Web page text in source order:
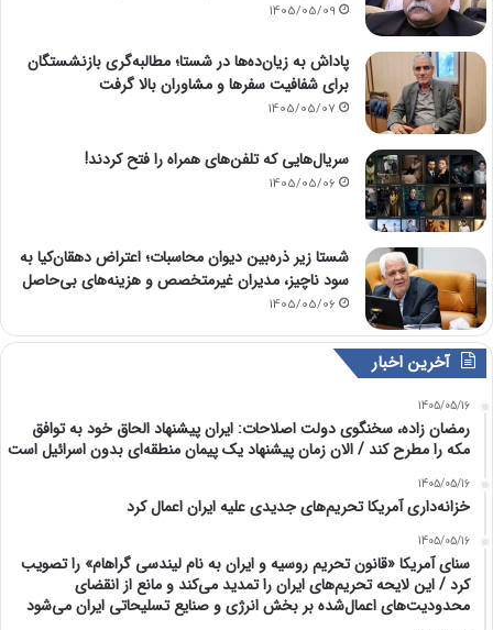
1405/05/09
پاداش به زیان‌ده‌ها در شستا؛ مطالبه‌گری بازنشستگان
برای شفافیت سفرها و مشاوران بالا گرفت
1405/05/07
سریال‌هایی که تلفن‌های همراه را فتح کردند!
1405/05/06
شستا زیر ذره‌بین دیوان محاسبات؛ اعتراض دهقان‌کیا به
سود ناچیز، مدیران غیرمتخصص و هزینه‌های بی‌حاصل
1405/05/06
آخرین اخبار
1405/05/16
رمضان زاده، سخنگوی دولت اصلاحات: ایران پیشنهاد الحاق خود به توافق
مکه را مطرح کند / الان زمان پیشنهاد یک پیمان منطقه‌ای بدون اسرائیل است
1405/05/16
خزانه‌داری آمریکا تحریم‌های جدیدی علیه ایران اعمال کرد
1405/05/16
سنای آمریکا «قانون تحریم روسیه و ایران به نام لیندسی گراهام» را تصویب
کرد / این لایحه تحریم‌های ایران را تمدید می‌کند و مانع از انقضای
محدودیت‌های اعمال‌شده بر بخش انرژی و صنایع تسلیحاتی ایران می‌شود